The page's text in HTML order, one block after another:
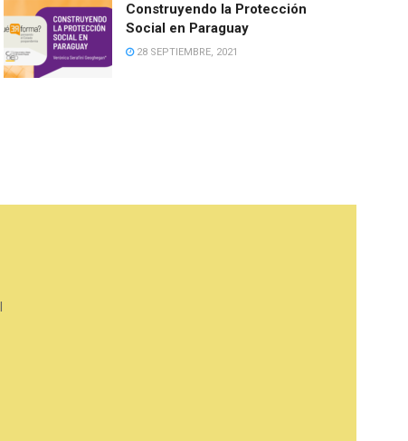
Construyendo la Protección
Social en Paraguay
28 SEPTIEMBRE, 2021